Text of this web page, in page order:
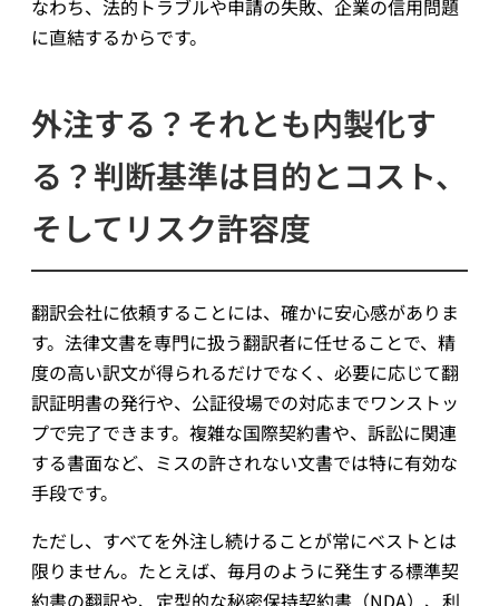
なわち、法的トラブルや申請の失敗、企業の信用問題
に直結するからです。
外注する？それとも内製化す
る？判断基準は目的とコスト、
そしてリスク許容度
翻訳会社に依頼することには、確かに安心感がありま
す。法律文書を専門に扱う翻訳者に任せることで、精
度の高い訳文が得られるだけでなく、必要に応じて翻
訳証明書の発行や、公証役場での対応までワンストッ
プで完了できます。複雑な国際契約書や、訴訟に関連
する書面など、ミスの許されない文書では特に有効な
手段です。
ただし、すべてを外注し続けることが常にベストとは
限りません。たとえば、毎月のように発生する標準契
約書の翻訳や、定型的な秘密保持契約書（NDA）、利